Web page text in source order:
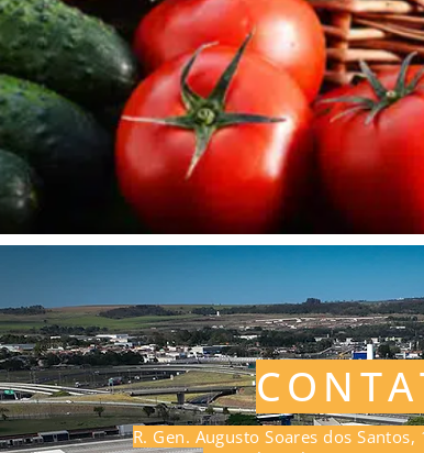
R. Gen. Augusto Soares dos